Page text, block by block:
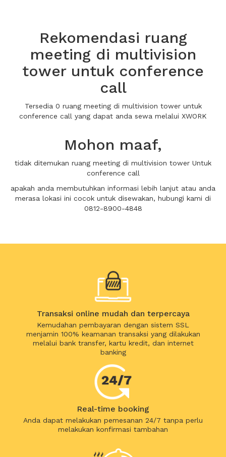
Rekomendasi ruang
meeting di multivision
tower untuk conference
call
Tersedia 0 ruang meeting di multivision tower untuk
conference call yang dapat anda sewa melalui XWORK
Mohon maaf,
tidak ditemukan ruang meeting di multivision tower Untuk
conference call
apakah anda membutuhkan informasi lebih lanjut atau anda
merasa lokasi ini cocok untuk disewakan, hubungi kami di
0812-8900-4848
Transaksi online mudah dan terpercaya
Kemudahan pembayaran dengan sistem SSL
menjamin 100% keamanan transaksi yang dilakukan
melalui bank transfer, kartu kredit, dan internet
banking
Real-time booking
Anda dapat melakukan pemesanan 24/7 tanpa perlu
melakukan konfirmasi tambahan